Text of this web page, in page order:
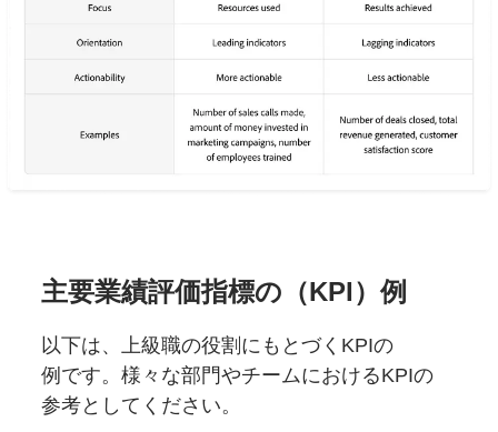
主要業績評価指標の （KPI）例
以下は、 上級職の役割にもとづく KPIの
例です。様々な部門やチームにおけるKPIの
参考としてください。